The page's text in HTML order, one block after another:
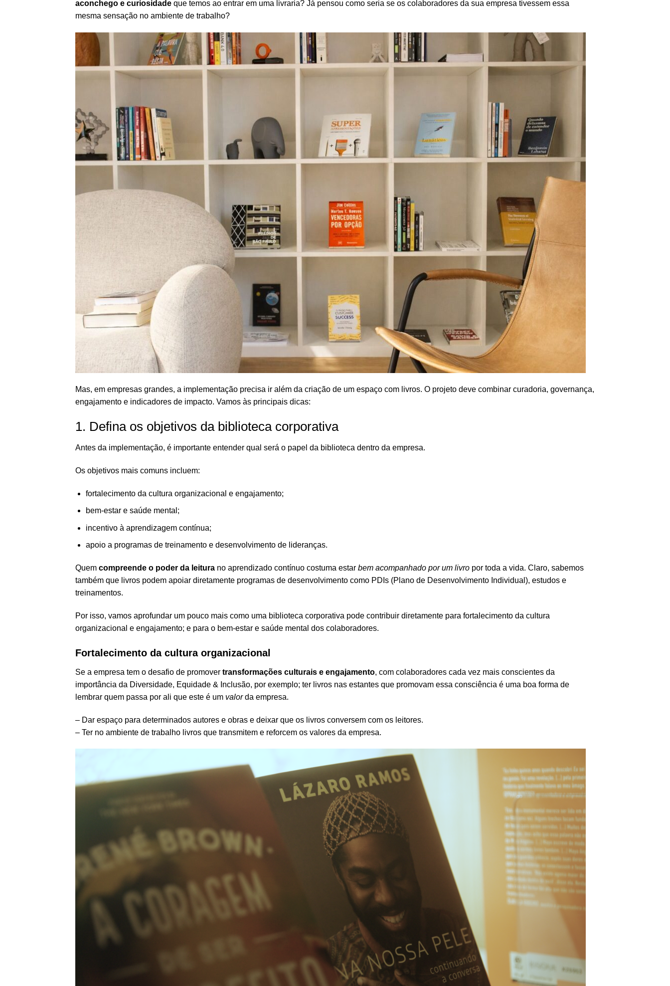
aconchego e curiosidade que temos ao entrar em uma livraria? Já pensou como seria se os colaboradores da sua empresa tivessem essa
mesma sensação no ambiente de trabalho?
Mas, em empresas grandes, a implementação precisa ir além da criação de um espaço com livros. O projeto deve combinar curadoria, governança,
engajamento e indicadores de impacto. Vamos às principais dicas:
1. Defina os objetivos da biblioteca corporativa
Antes da implementação, é importante entender qual será o papel da biblioteca dentro da empresa.
Os objetivos mais comuns incluem:
fortalecimento da cultura organizacional e engajamento;
bem-estar e saúde mental;
incentivo à aprendizagem contínua;
apoio a programas de treinamento e desenvolvimento de lideranças.
Quemcompreende o poder da leitura no aprendizado contínuo costuma estarbem acompanhado por um livro por toda a vida. Claro, sabemos
também que livros podem apoiar diretamente programas de desenvolvimento como PDIs (Plano de Desenvolvimento Individual), estudos e
treinamentos.
Por isso, vamos aprofundar um pouco mais como uma biblioteca corporativa pode contribuir diretamente para fortalecimento da cultura
organizacional e engajamento; e para o bem-estar e saúde mental dos colaboradores.
Fortalecimento da cultura organizacional
Se a empresa tem o desafio de promovertransformações culturais e engajamento, com colaboradores cada vez mais conscientes da
importância da Diversidade, Equidade & Inclusão, por exemplo; ter livros nas estantes que promovam essa consciência é uma boa forma de
lembrar quem passa por ali que este é um valorda empresa.
– Dar espaço para determinados autores e obras e deixar que os livros conversem com os leitores.
– Ter no ambiente de trabalho livros que transmitem e reforcem os valores da empresa.